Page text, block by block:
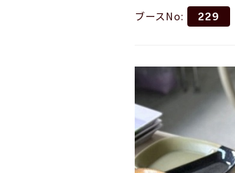
ブースNo: 229